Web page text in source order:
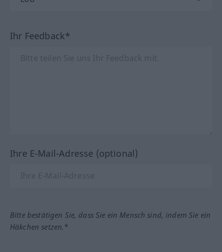
Ihr Feedback*
Ihre E-Mail-Adresse (optional)
Bitte bestätigen Sie, dass Sie ein Mensch sind, indem Sie ein
Häkchen setzen.*